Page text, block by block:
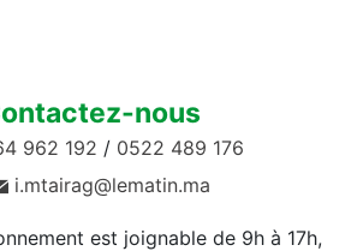
nous
962 192 / 0522 489 176
i.mtairag@lematin.ma
est joignable de 9h à 17h,